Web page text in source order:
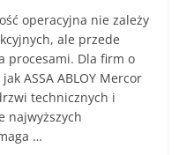
operacyjna nie zależy
ale przede
procesami. Dla firm o
ASSA ABLOY Mercor
technicznych i
najwyższych
…